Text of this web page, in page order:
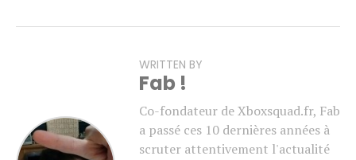
WRITTEN BY
Fab !
Co-fondateur de Xboxsquad.fr, Fab
a passé ces 10 dernières années à
scruter attentivement l'actualité